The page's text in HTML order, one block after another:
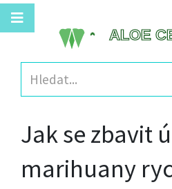
Jak se zbavit
marihuany